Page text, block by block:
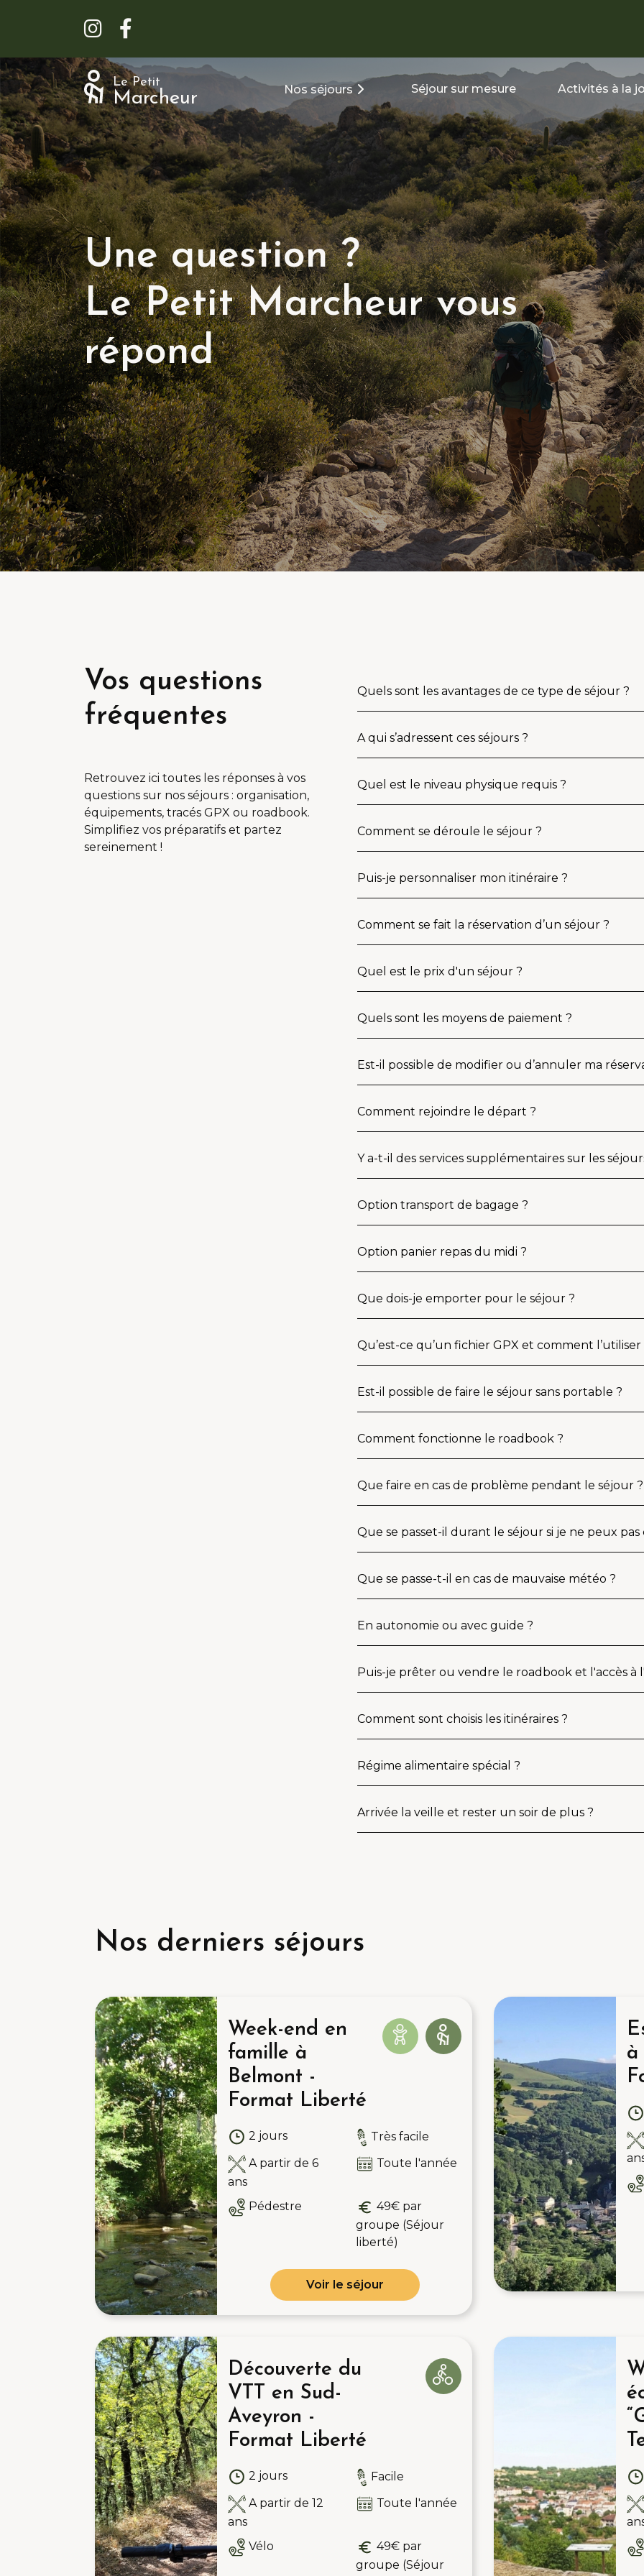
Le Petit
Marcheur Nos séjours Séjour sur mesure Activités à la
Une question ?
Le Petit Marcheur vous
répond
Vos questions
fréquentes
Retrouvez ici toutes les réponses à vos
questions sur nos séjours : organisation,
équipements, tracés GPX ou roadbook.
Simplifiez vos préparatifs et partez
sereinement !
Quels sont les avantages de ce type de séjour ?
A qui s’adressent ces séjours ?
Quel est le niveau physique requis ?
Comment se déroule le séjour ?
Puis-je personnaliser mon itinéraire ?
Comment se fait la réservation d’un séjour ?
Quel est le prix d'un séjour ?
Quels sont les moyens de paiement ?
Est-il possible de modifier ou d’annuler ma
Comment rejoindre le départ ?
Y a-t-il des services supplémentaires sur les
Option transport de bagage ?
Option panier repas du midi ?
Que dois-je emporter pour le séjour ?
Qu’est-ce qu’un fichier GPX et comment l’utiliser
Est-il possible de faire le séjour sans portable ?
Comment fonctionne le roadbook ?
Que faire en cas de problème pendant le séjour ?
Que se passet-il durant le séjour si je ne peux
Que se passe-t-il en cas de mauvaise météo ?
En autonomie ou avec guide ?
Puis-je prêter ou vendre le roadbook et l'accès
Comment sont choisis les itinéraires ?
Régime alimentaire spécial ?
Arrivée la veille et rester un soir de plus ?
Nos derniers séjours
Week-end en
famille à
Belmont -
Format Liberté
2 jours
Très facile
A partir de 6
ans
Toute l'année
Pédestre
49€ par
groupe (Séjour
liberté)
Voir le séjour
à
Découverte du
VTT en Sud-
Aveyron -
Format Liberté
2 jours
Facile
A partir de 12
ans
Toute l'année
Vélo
49€ par
groupe (Séjour